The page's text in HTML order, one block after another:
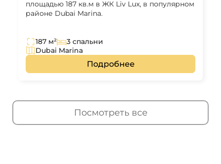
площадью 187 кв.м в ЖК Liv Lux, в популярном
районе Dubai Marina.
187 м²
3 спальни
Dubai Marina
Подробнее
Посмотреть все